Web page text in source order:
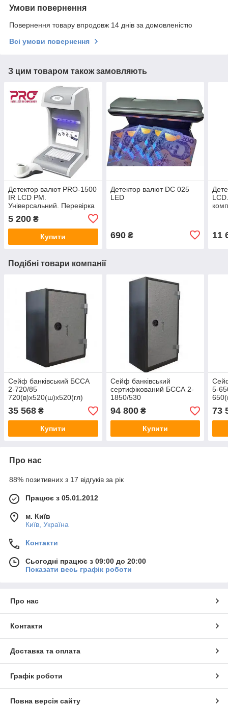
Умови повернення
Повернення товару впродовж 14 днів за домовленістю
Всі умови повернення
З цим товаром також замовляють
Детектор валют PRO-1500
IR LCD PM.
Універсальний. Перевірка
банкнот та цінних паперів
5 200 ₴
Купити
Детектор валют DС 025
LED
690₴ 11
Подібні товари компанії
Сейф банківський БССА
2-720/85
720(в)х520(ш)х520(гл)
35 568 ₴
Купити
Сейф банківський
сертифікований БССА 2-
1850/530
1850(в)х750(ш)х620(гл)
94 800₴
Купити
5-
73
Про нас
88% позитивних з 17 відгуків за рік
Працює з 05.01.2012
м. Київ
Київ, Україна
Контакти
Сьогодні працює з 09:00 до 20:00
Показати весь графік роботи
Про нас
Контакти
Доставка та оплата
Графік роботи
Повна версія сайту